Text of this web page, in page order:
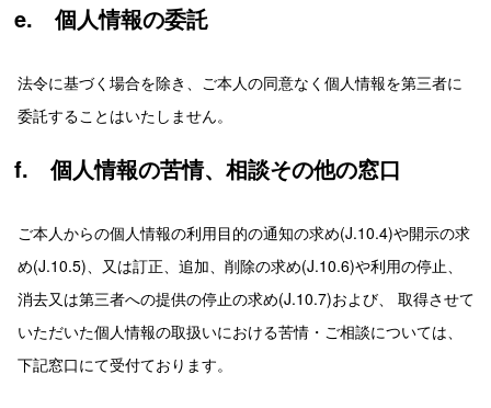
e. 個人情報の委託
法令に基づく場合を除き、ご本人の同意なく個人情報を第三者に
委託することはいたしません。
f. 個人情報の苦情、相談その他の窓口
ご本人からの個人情報の利用目的の通知の求め(J.10.4)や開示の求
め(J.10.5)、又は訂正、追加、削除の求め(J.10.6)や利用の停止、
消去又は第三者への提供の停止の求め(J.10.7)および、 取得させて
いただいた個人情報の取扱いにおける苦情・ご相談については、
下記窓口にて受付ております。